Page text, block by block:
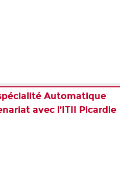
Automatique
avec l’ITII Picardie